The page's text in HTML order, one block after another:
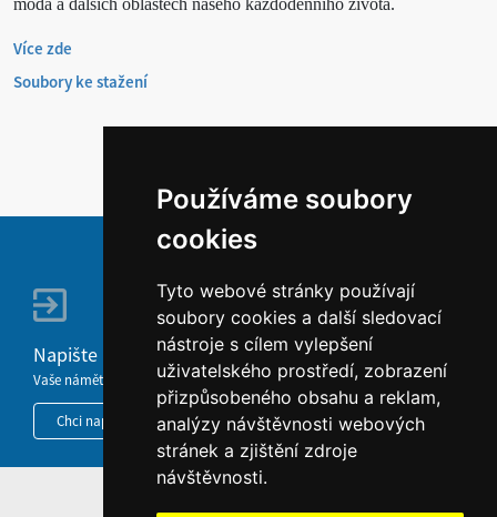
Používáme soubory
cookies
Tyto webové stránky používají
soubory cookies a další sledovací
nástroje s cílem vylepšení
uživatelského prostředí, zobrazení
přizpůsobeného obsahu a reklam,
analýzy návštěvnosti webových
stránek a zjištění zdroje
návštěvnosti.
móda a dalších oblastech našeho každodenního života.
Více zde
Soubory ke stažení
Napište nám
Vaše náměty, komentáře, připomínky a dotazy nezůstanou bez odezvy.
Chci napsat MKČR